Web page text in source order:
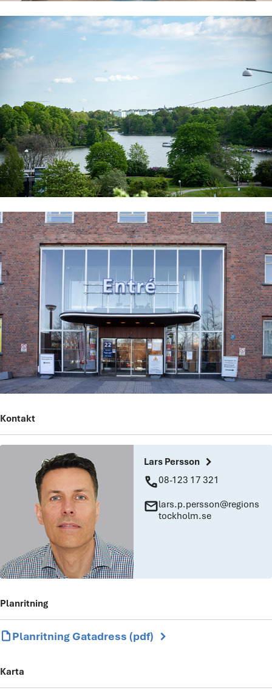
Kontakt
Lars Persson chevron_right
phone08-123 17 321
maillars.p.persson@regions
tockholm.se
Planritning
draftPlanritning Gatadress (pdf) chevron_right
Karta